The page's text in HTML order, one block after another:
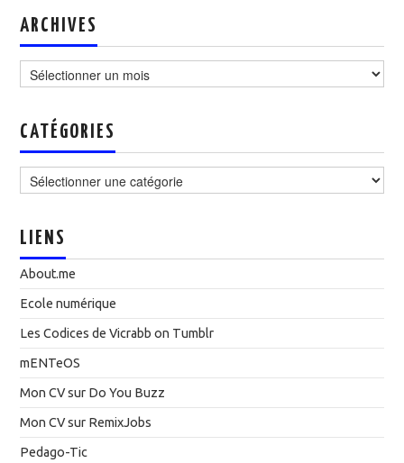
ARCHIVES
CATÉGORIES
LIENS
About.me
Ecole numérique
Les Codices de Vicrabb on Tumblr
mENTeOS
Mon CV sur Do You Buzz
Mon CV sur RemixJobs
Pedago-Tic